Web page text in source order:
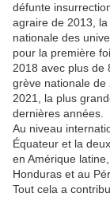
défunte
agraire de 2013,
nationale des
pour la première
2018 avec plus de
grève nationale de
2021, la plus
dernières années.
Au niveau
Équateur et la
en Amérique
Honduras et au
Tout cela a